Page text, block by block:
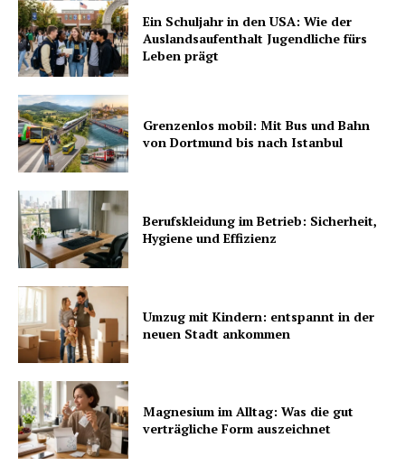
Ein Schuljahr in den USA: Wie der
Auslandsaufenthalt Jugendliche fürs
Leben prägt
Grenzenlos mobil: Mit Bus und Bahn
von Dortmund bis nach Istanbul
Berufskleidung im Betrieb: Sicherheit,
Hygiene und Effizienz
Umzug mit Kindern: entspannt in der
neuen Stadt ankommen
Magnesium im Alltag: Was die gut
verträgliche Form auszeichnet